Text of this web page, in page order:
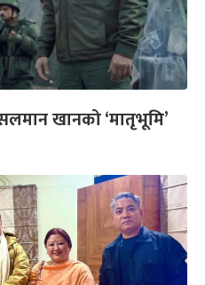
खानको ‘मातृभूमि’